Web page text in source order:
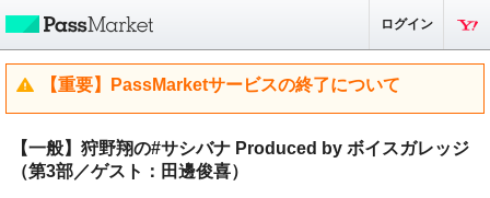
ログイン
【重要】PassMarketサービスの終了について
【一般】狩野翔の#サシバナ Produced by ボイスガレッジ
（第3部／ゲスト：田邊俊喜）